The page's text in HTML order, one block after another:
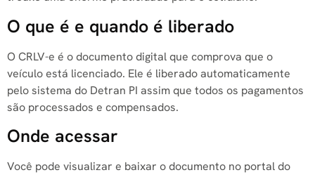
O que é e quando é liberado
O CRLV-e é o documento digital que comprova que o
veículo está licenciado. Ele é liberado automaticamente
pelo sistema do Detran PI assim que todos os pagamentos
são processados e compensados.
Onde acessar
Você pode visualizar e baixar o documento no portal do